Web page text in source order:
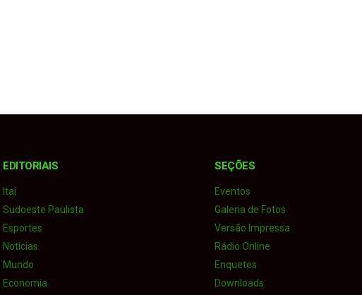
EDITORIAIS
Itaí
Sudoeste Paulista
Esportes
Notícias
Mundo
Economia
SEÇÕES
Eventos
Galeria de Fotos
Versão Impressa
Rádio Online
Enquetes
Downloads